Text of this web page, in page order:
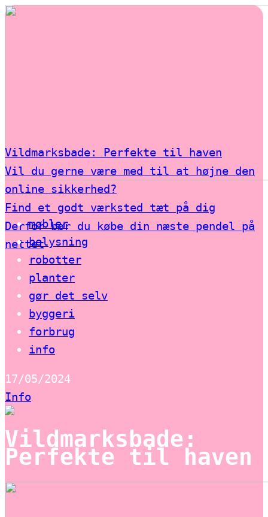
Vildmarksbade: Perfekte til haven
Vil du gerne være med til at højne den
online sikkerhed?
Find et godt værksted tæt på dig
Derfor bør du købe din næste pendel på
nettet
møbler
belysning
robotter
planter
gør det selv
byggeri
forbrug
info
17/05/2024
Info
Vildmarksbade:
Perfekte til haven